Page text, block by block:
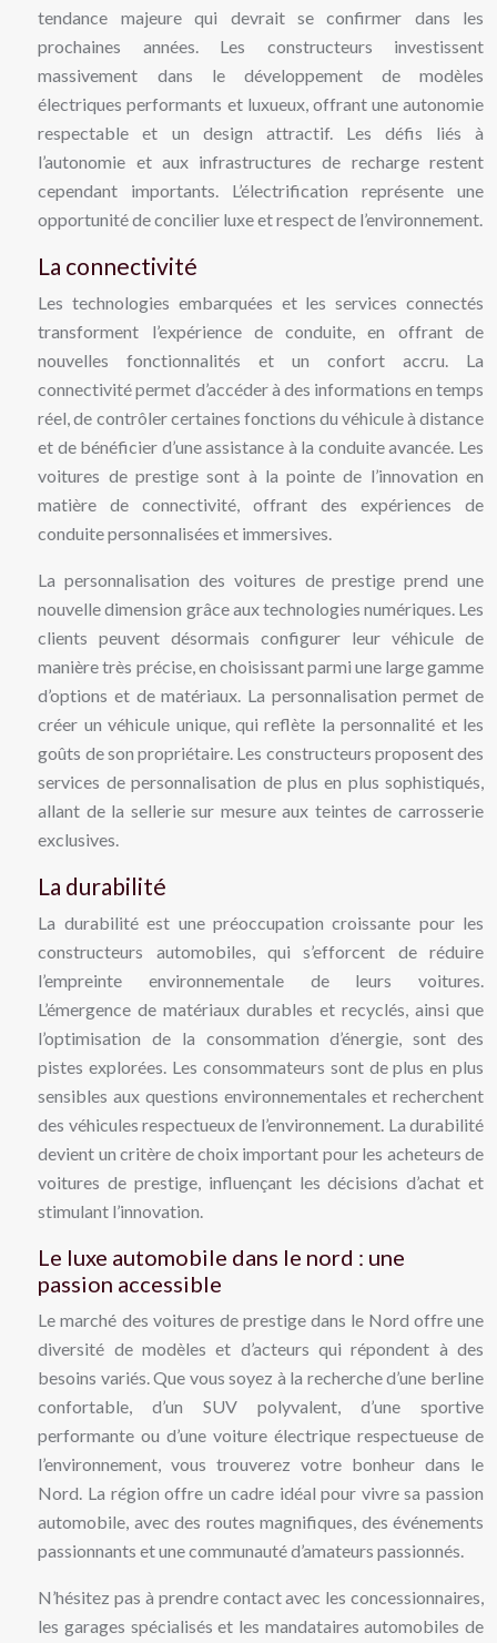
tendance majeure qui devrait se confirmer dans les
prochaines années. Les constructeurs investissent
massivement dans le développement de modèles
électriques performants et luxueux, offrant une autonomie
respectable et un design attractif. Les défis liés à
l’autonomie et aux infrastructures de recharge restent
cependant importants. L’électrification représente une
opportunité de concilier luxe et respect de l’environnement.
La connectivité
Les technologies embarquées et les services connectés
transforment l’expérience de conduite, en offrant de
nouvelles fonctionnalités et un confort accru. La
connectivité permet d’accéder à des informations en temps
réel, de contrôler certaines fonctions du véhicule à distance
et de bénéficier d’une assistance à la conduite avancée. Les
voitures de prestige sont à la pointe de l’innovation en
matière de connectivité, offrant des expériences de
conduite personnalisées et immersives.
La personnalisation des voitures de prestige prend une
nouvelle dimension grâce aux technologies numériques. Les
clients peuvent désormais configurer leur véhicule de
manière très précise, en choisissant parmi une large gamme
d’options et de matériaux. La personnalisation permet de
créer un véhicule unique, qui reflète la personnalité et les
goûts de son propriétaire. Les constructeurs proposent des
services de personnalisation de plus en plus sophistiqués,
allant de la sellerie sur mesure aux teintes de carrosserie
exclusives.
La durabilité
La durabilité est une préoccupation croissante pour les
constructeurs automobiles, qui s’efforcent de réduire
l’empreinte environnementale de leurs voitures.
L’émergence de matériaux durables et recyclés, ainsi que
l’optimisation de la consommation d’énergie, sont des
pistes explorées. Les consommateurs sont de plus en plus
sensibles aux questions environnementales et recherchent
des véhicules respectueux de l’environnement. La durabilité
devient un critère de choix important pour les acheteurs de
voitures de prestige, influençant les décisions d’achat et
stimulant l’innovation.
Le luxe automobile dans le nord : une
passion accessible
Le marché des voitures de prestige dans le Nord offre une
diversité de modèles et d’acteurs qui répondent à des
besoins variés. Que vous soyez à la recherche d’une berline
confortable, d’un SUV polyvalent, d’une sportive
performante ou d’une voiture électrique respectueuse de
l’environnement, vous trouverez votre bonheur dans le
Nord. La région offre un cadre idéal pour vivre sa passion
automobile, avec des routes magnifiques, des événements
passionnants et une communauté d’amateurs passionnés.
N’hésitez pas à prendre contact avec les concessionnaires,
les garages spécialisés et les mandataires automobiles de